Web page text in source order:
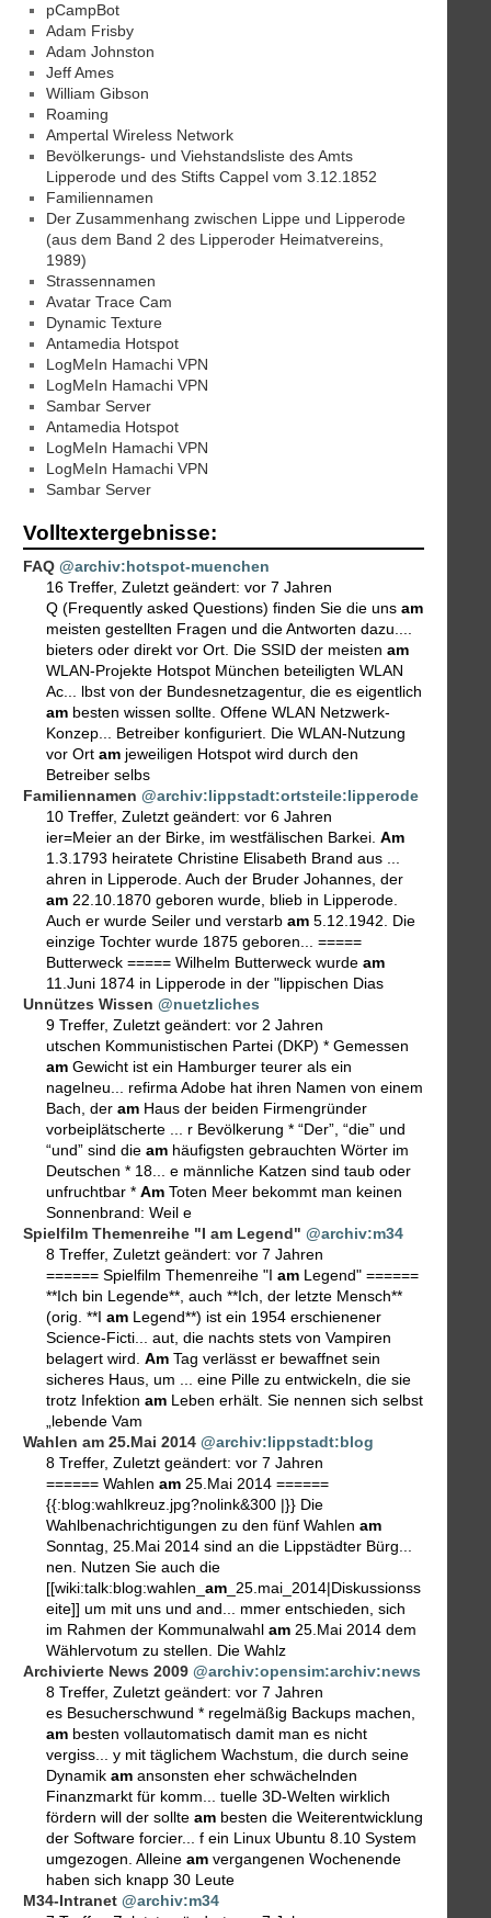
pCampBot
Adam Frisby
Adam Johnston
Jeff Ames
William Gibson
Roaming
Ampertal Wireless Network
Bevölkerungs- und Viehstandsliste des Amts
Lipperode und des Stifts Cappel vom 3.12.1852
Familiennamen
Der Zusammenhang zwischen Lippe und Lipperode
(aus dem Band 2 des Lipperoder Heimatvereins,
1989)
Strassennamen
Avatar Trace Cam
Dynamic Texture
Antamedia Hotspot
LogMeIn Hamachi VPN
LogMeIn Hamachi VPN
Sambar Server
Antamedia Hotspot
LogMeIn Hamachi VPN
LogMeIn Hamachi VPN
Sambar Server
Volltextergebnisse:
FAQ @archiv:hotspot-muenchen
16 Treffer, Zuletzt geändert: vor 7 Jahren
Q (Frequently asked Questions) finden Sie die uns am
meisten gestellten Fragen und die Antworten dazu....
bieters oder direkt vor Ort. Die SSID der meisten am
WLAN-Projekte Hotspot München beteiligten WLAN
Ac... lbst von der Bundesnetzagentur, die es eigentlich
am besten wissen sollte. Offene WLAN Netzwerk-
Konzep... Betreiber konfiguriert. Die WLAN-Nutzung
vor Ort am jeweiligen Hotspot wird durch den
Betreiber selbs
Familiennamen @archiv:lippstadt:ortsteile:lipperode
10 Treffer, Zuletzt geändert: vor 6 Jahren
ier=Meier an der Birke, im westfälischen Barkei. Am
1.3.1793 heiratete Christine Elisabeth Brand aus ...
ahren in Lipperode. Auch der Bruder Johannes, der
am 22.10.1870 geboren wurde, blieb in Lipperode.
Auch er wurde Seiler und verstarb am 5.12.1942. Die
einzige Tochter wurde 1875 geboren... =====
Butterweck ===== Wilhelm Butterweck wurde am
11.Juni 1874 in Lipperode in der "lippischen Dias
Unnützes Wissen @nuetzliches
9 Treffer, Zuletzt geändert: vor 2 Jahren
utschen Kommunistischen Partei (DKP) * Gemessen
am Gewicht ist ein Hamburger teurer als ein
nagelneu... refirma Adobe hat ihren Namen von einem
Bach, der am Haus der beiden Firmengründer
vorbeiplätscherte ... r Bevölkerung * “Der”, “die” und
“und” sind die am häufigsten gebrauchten Wörter im
Deutschen * 18... e männliche Katzen sind taub oder
unfruchtbar * Am Toten Meer bekommt man keinen
Sonnenbrand: Weil e
Spielfilm Themenreihe "I am Legend" @archiv:m34
8 Treffer, Zuletzt geändert: vor 7 Jahren
====== Spielfilm Themenreihe "I am Legend" ======
**Ich bin Legende**, auch **Ich, der letzte Mensch**
(orig. **I am Legend**) ist ein 1954 erschienener
Science-Ficti... aut, die nachts stets von Vampiren
belagert wird. Am Tag verlässt er bewaffnet sein
sicheres Haus, um ... eine Pille zu entwickeln, die sie
trotz Infektion am Leben erhält. Sie nennen sich selbst
„lebende Vam
Wahlen am 25.Mai 2014 @archiv:lippstadt:blog
8 Treffer, Zuletzt geändert: vor 7 Jahren
====== Wahlen am 25.Mai 2014 ======
{{:blog:wahlkreuz.jpg?nolink&300 |}} Die
Wahlbenachrichtigungen zu den fünf Wahlen am
Sonntag, 25.Mai 2014 sind an die Lippstädter Bürg...
nen. Nutzen Sie auch die
[[wiki:talk:blog:wahlen_ am _25.mai_2014|Diskussionss
eite]] um mit uns und and... mmer entschieden, sich
im Rahmen der Kommunalwahl am 25.Mai 2014 dem
Wählervotum zu stellen. Die Wahlz
Archivierte News 2009 @archiv:opensim:archiv:news
8 Treffer, Zuletzt geändert: vor 7 Jahren
es Besucherschwund * regelmäßig Backups machen,
am besten vollautomatisch damit man es nicht
vergiss... y mit täglichem Wachstum, die durch seine
Dynamik am ansonsten eher schwächelnden
Finanzmarkt für komm... tuelle 3D-Welten wirklich
fördern will der sollte am besten die Weiterentwicklung
der Software forcier... f ein Linux Ubuntu 8.10 System
umgezogen. Alleine am vergangenen Wochenende
haben sich knapp 30 Leute
M34-Intranet @archiv:m34